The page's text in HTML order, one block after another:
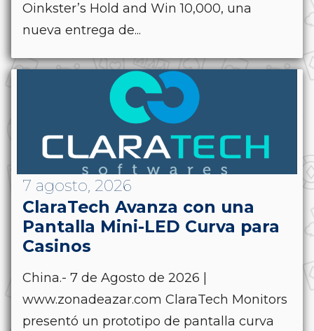
Oinkster’s Hold and Win 10,000, una
nueva entrega de...
7 agosto, 2026
ClaraTech Avanza con una
Pantalla Mini-LED Curva para
Casinos
China.- 7 de Agosto de 2026 |
www.zonadeazar.com ClaraTech Monitors
presentó un prototipo de pantalla curva